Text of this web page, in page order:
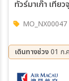
27 ต.ค. 69 - 29 ต.
31 ต.ค. 69 - 02 พ.ย
04 พ.ย. 69 - 06 พ.
06 พ.ย. 69 - 08 พ.
08 พ.ย. 69 - 10 พ.ย
ทัวร์มาเก๊า เที่ย
MO_NX00047
เดินทางช่วง01 ก.
09 ส.ค. 69 - 11 ส.ค.